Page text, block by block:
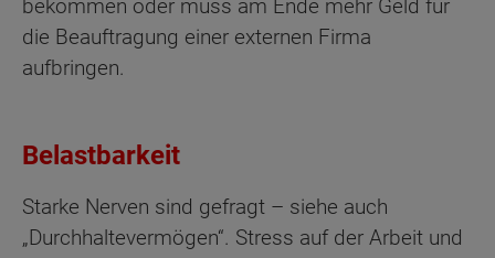
bekommen oder muss am Ende mehr Geld für
die Beauftragung einer externen Firma
aufbringen.
Belastbarkeit
Starke Nerven sind gefragt – siehe auch
„Durchhaltevermögen“. Stress auf der Arbeit und